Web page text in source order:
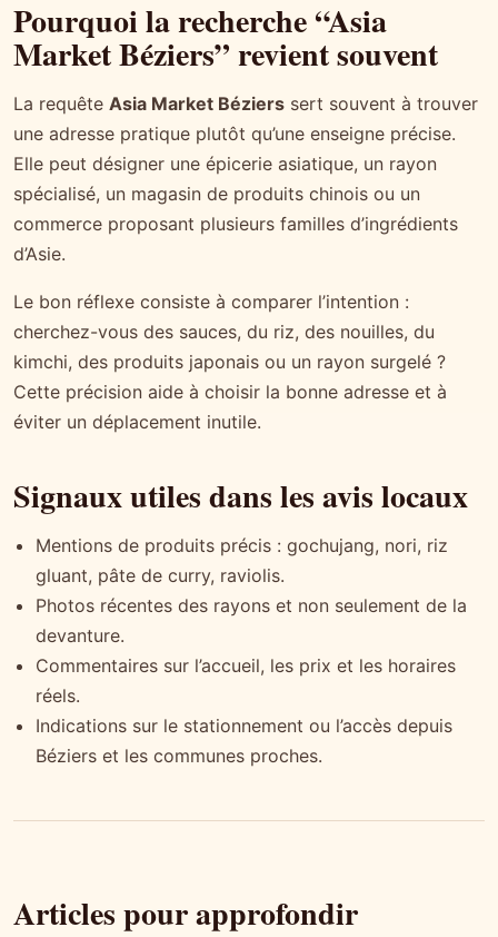
Pourquoi la recherche “Asia
Market Béziers” revient souvent
La requête Asia Market Béziers sert souvent à trouver
une adresse pratique plutôt qu’une enseigne précise.
Elle peut désigner une épicerie asiatique, un rayon
spécialisé, un magasin de produits chinois ou un
commerce proposant plusieurs familles d’ingrédients
d’Asie.
Le bon réflexe consiste à comparer l’intention :
cherchez-vous des sauces, du riz, des nouilles, du
kimchi, des produits japonais ou un rayon surgelé ?
Cette précision aide à choisir la bonne adresse et à
éviter un déplacement inutile.
Signaux utiles dans les avis locaux
Mentions de produits précis : gochujang, nori, riz
gluant, pâte de curry, raviolis.
Photos récentes des rayons et non seulement de la
devanture.
Commentaires sur l’accueil, les prix et les horaires
réels.
Indications sur le stationnement ou l’accès depuis
Béziers et les communes proches.
Articles pour approfondir